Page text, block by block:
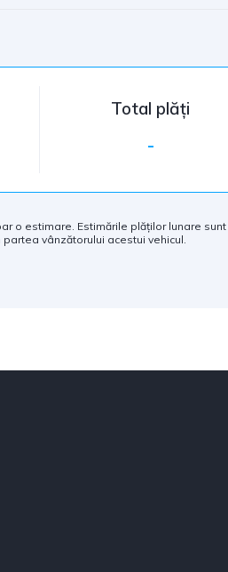
Total plăți
-
o estimare. Estimările plăților lunare sunt
vânzătorului acestui vehicul.